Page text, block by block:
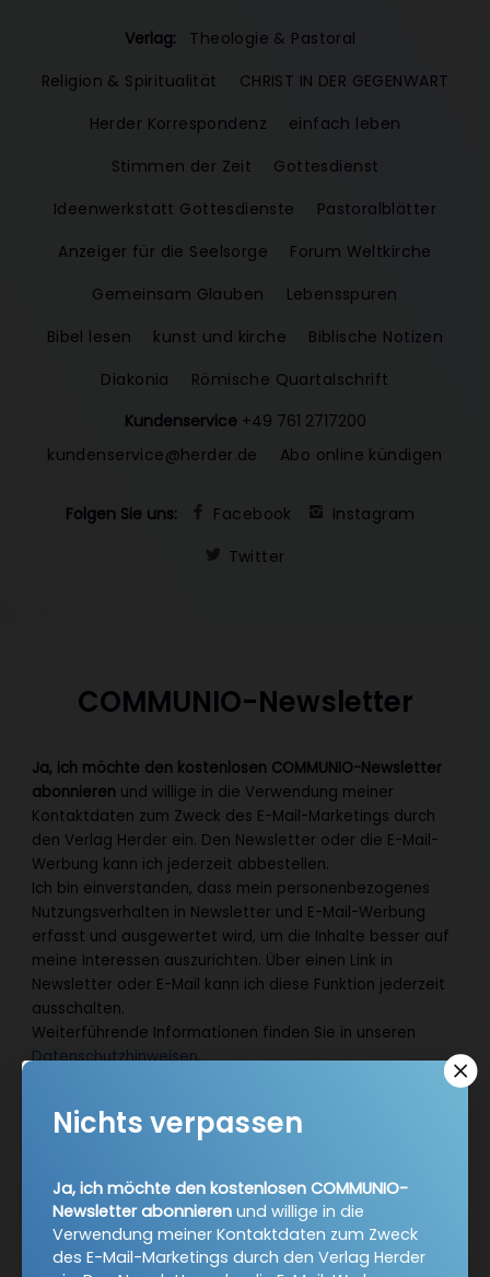
Verlag:
Theologie & Pastoral
Religion & Spiritualität
CHRIST IN DER GEGENWART
Herder Korrespondenz
einfach leben
Stimmen der Zeit
Gottesdienst
Ideenwerkstatt Gottesdienste
Pastoralblätter
Anzeiger für die Seelsorge
Forum Weltkirche
Gemeinsam Glauben
Lebensspuren
Bibel lesen
kunst und kirche
Biblische Notizen
Diakonia
Römische Quartalschrift
Kundenservice +49 761 2717200
kundenservice@herder.de
Abo online kündigen
Folgen Sie uns: Facebook
Instagram
Twitter
COMMUNIO-Newsletter
Ja, ich möchte den kostenlosen COMMUNIO-Newsletter
abonnieren und willige in die Verwendung meiner
Kontaktdaten zum Zweck des E-Mail-Marketings durch
den Verlag Herder ein. Den Newsletter oder die E-Mail-
Werbung kann ich jederzeit abbestellen.
Ich bin einverstanden, dass mein personenbezogenes
Nutzungsverhalten in Newsletter und E-Mail-Werbung
erfasst und ausgewertet wird, um die Inhalte besser auf
meine Interessen auszurichten. Über einen Link in
Newsletter oder E-Mail kann ich diese Funktion jederzeit
ausschalten.
Weiterführende Informationen finden Sie in unseren
Datenschutzhinweisen.
Jetzt anmelden
Nichts verpassen
Ja, ich möchte den kostenlosen COMMUNIO-
Newsletter abonnieren und willige in die
Verwendung meiner Kontaktdaten zum Zweck
des E-Mail-Marketings durch den Verlag Herder